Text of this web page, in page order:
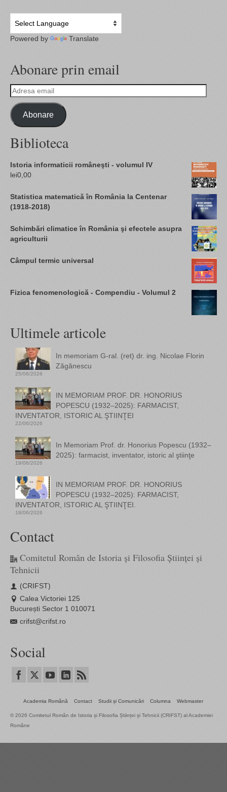
Powered by Translate
Abonare prin email
Adresa
email
Abonare
Biblioteca
Istoria informaticii româneşti - volumul IV
lei0,00
Statistica matematică în România la Centenar
(1918-2018)
Schimbări climatice în România şi efectele asupra
agriculturii
Câmpul termic universal
Fizica fenomenologică - Compendiu - Volumul 2
Ultimele articole
In memoriam G-ral. (ret) dr. ing. Nicolae Florin
Zăgănescu
25/06/2026
IN MEMORIAM PROF. DR. HONORIUS
POPESCU (1932–2025): FARMACIST,
INVENTATOR, ISTORIC AL ŞTIINŢEI
22/06/2026
In Memoriam Prof. dr. Honorius Popescu (1932–
2025): farmacist, inventator, istoric al ştiinţe
19/06/2026
IN MEMORIAM PROF. DR. HONORIUS
POPESCU (1932–2025): FARMACIST,
INVENTATOR, ISTORIC AL ŞTIINŢEI.
18/06/2026
Contact
Comitetul Român de Istoria și Filosofia Științei și
Tehnicii
(CRIFST)
Calea Victoriei 125
București Sector 1 010071
crifst@crifst.ro
Social
Academia Română Contact Studii și Comunicări Columna Webmaster
© 2026 Comitetul Român de Istoria și Filosofia Științei și Tehnicii (CRIFST) al Academiei
Române